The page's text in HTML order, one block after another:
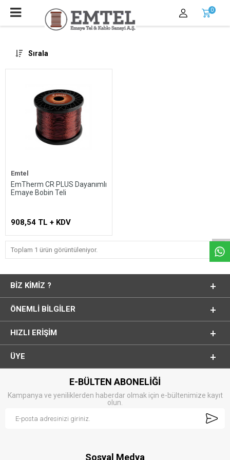
0
Sırala
Emtel
EmTherm CR PLUS Dayanımlı
Emaye Bobin Teli
908,54 TL + KDV
Toplam 1 ürün görüntüleniyor.
BIZ KIMIZ ?
ÖNEMLI BILGILER
HIZLI ERIŞIM
ÜYE
E-BÜLTEN ABONELİĞİ
Kampanya ve yeniliklerden haberdar olmak için e-bültenimize kayıt
olun.
Sosyal Medya